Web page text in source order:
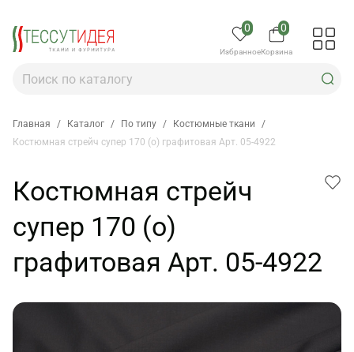
0
Избранное
0
Корзина
Главная / Каталог / По типу / Костюмные ткани
/
Костюмная стрейч супер 170 (о) графитовая Арт. 05-4922
Костюмная стрейч
супер 170 (о)
графитовая Арт. 05-4922